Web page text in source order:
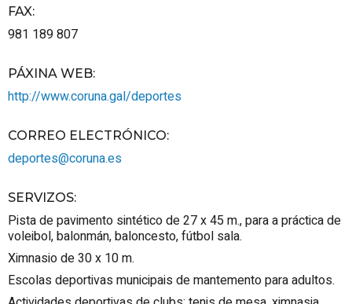
FAX:
981 189 807
PÁXINA WEB:
http://www.coruna.gal/deportes
CORREO ELECTRÓNICO:
deportes@coruna.es
SERVIZOS:
Pista de pavimento sintético de 27 x 45 m., para a práctica de
voleibol, balonmán, baloncesto, fútbol sala.
Ximnasio de 30 x 10 m.
Escolas deportivas municipais de mantemento para adultos.